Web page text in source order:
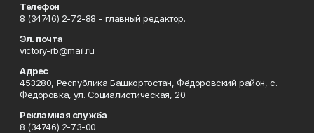
Телефон
8 (34746) 2-72-88 - главный редактор.
Эл. почта
victory-rb@mail.ru
Адрес
453280, Республика Башкортостан, Фёдоровский район, с.
Фёдоровка, ул. Социалистическая, 20.
Рекламная служба
8 (34746) 2-73-00